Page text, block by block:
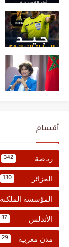
أقسام
رياضة 342
الجزائر 130
المؤسسة الملكية
الأندلس 37
مدن مغربية 29